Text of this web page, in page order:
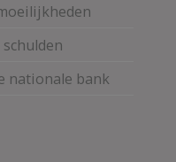
nationale bank